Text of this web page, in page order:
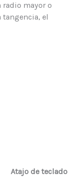
mayor o
el
Atajo de teclado